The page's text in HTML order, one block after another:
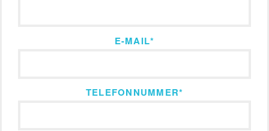
E-MAIL*
TELEFONNUMMER*